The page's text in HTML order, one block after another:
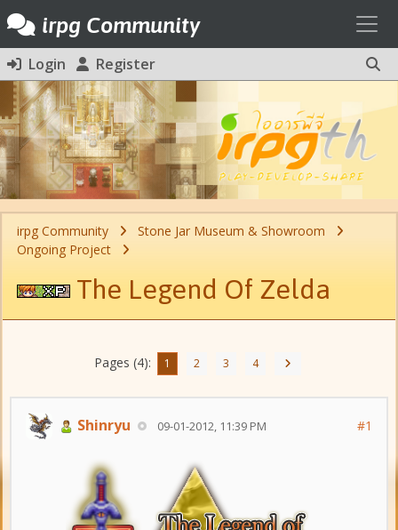
irpg Community
Login Register
irpg Community
Stone Jar Museum & Showroom
Ongoing Project
The Legend Of Zelda
Pages (4): 1 2 3 4
Shinryu 09-01-2012, 11:39 PM #1